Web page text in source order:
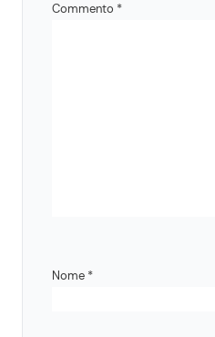
Commento *
Nome *